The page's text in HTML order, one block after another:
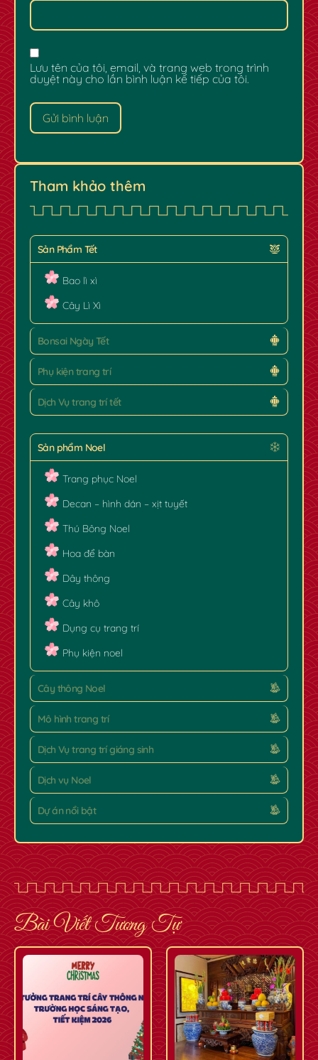
Lưu tên của tôi, email, và trang web trong trình
duyệt này cho lần bình luận kế tiếp của tôi.
Tham khảo thêm
Sản Phẩm Tết
Bao lì xì
Cây Lì Xì
Bonsai Ngày Tết
Phụ kiện trang trí
Dịch Vụ trang trí tết
Sản phẩm Noel
Trang phục Noel
Decan – hình dán – xịt tuyết
Thú Bông Noel
Hoa để bàn
Dây thông
Cây khô
Dụng cụ trang trí
Phụ kiện noel
Cây thông Noel
Mô hình trang trí
Dịch Vụ trang trí giáng sinh
Dịch vụ Noel
Dự án nổi bật
Bài Viết Tương Tự ✿